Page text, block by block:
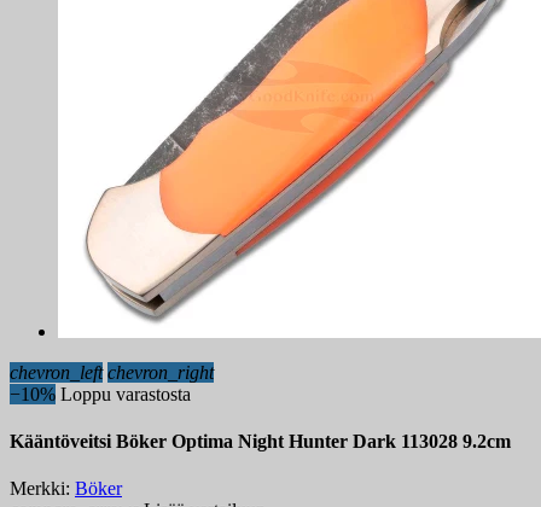
chevron_left chevron_right
−10% Loppu varastosta
Kääntöveitsi Böker Optima Night Hunter Dark 113028 9.2cm
Merkki: Böker